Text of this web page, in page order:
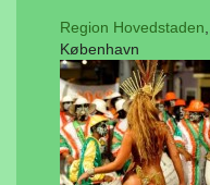
Region Hovedstaden
København